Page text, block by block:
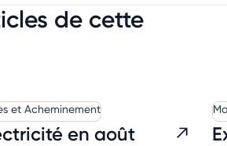
de cette
et Acheminement
en août